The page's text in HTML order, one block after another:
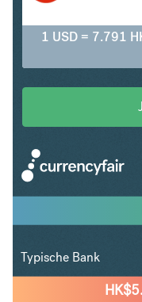
1 USD = 7.791
HK$
Typische Bank